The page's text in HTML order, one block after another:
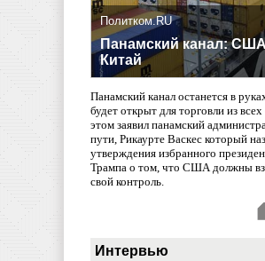
Политком.RU
Панамский канал:
Китай
Панамский канал останется в
будет открыт для торговли из
этом заявил панамский
пути, Рикаурте Васкес который
утверждения избранного
Трампа о том, что США должны
свой контроль.
Интервью